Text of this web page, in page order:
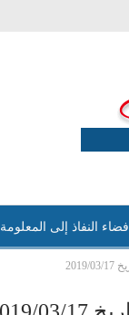
فضاء النفاذ إلى المعلومة